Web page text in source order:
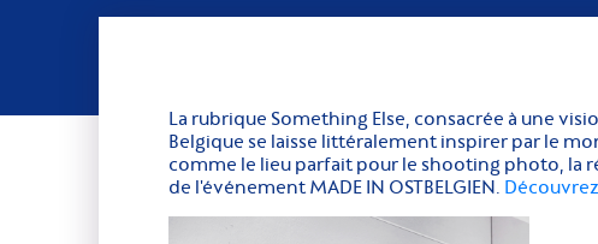
La rubrique Something Else, consacrée à une
Belgique se laisse littéralement inspirer par le
comme le lieu parfait pour le shooting photo, la
de l'événement MADE IN OSTBELGIEN.